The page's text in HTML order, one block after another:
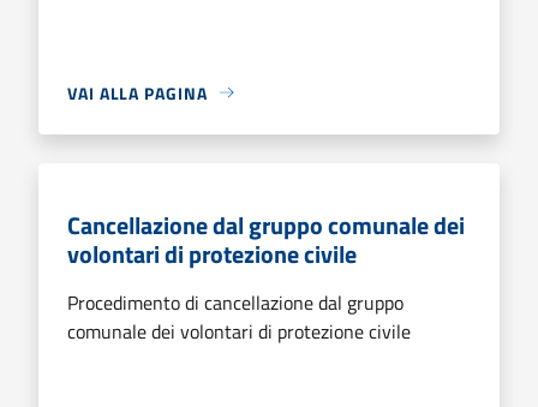
VAI ALLA PAGINA
Cancellazione dal gruppo comunale dei
volontari di protezione civile
Procedimento di cancellazione dal gruppo
comunale dei volontari di protezione civile